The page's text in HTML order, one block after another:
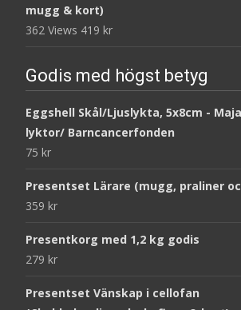
mugg & kort)
362 Views 419 kr
Godis med högst betyg
Eggshell Skål/Ljuslykta, 5x8cm -
lyktor/ Barncancerfonden
75 kr
Presentset Lärare (mugg, praliner
359 kr
Presentkorg med 1,2 kg godis
279 kr
Presentset Vänskap i cellofan